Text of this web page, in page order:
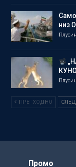
низ
ПРЕТХОДНО
Промо